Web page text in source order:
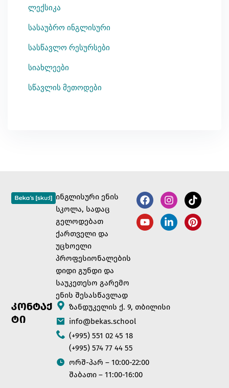
ლექსიკა
სასაუბრო ინგლისური
სასწავლო რესურსები
სიახლეები
სწავლის მეთოდები
ინგლისური ენის
სკოლა, სადაც
გელოდებათ
ქართველი და
უცხოელი
პროფესიონალების
დიდი გუნდი და
საუკეთესო გარემო
ენის შესასწავლად
ᲙᲝᲜᲢᲐᲥ
ᲢᲘ
ზანდუკელის ქ. 9, თბილისი
info@bekas.school
(+995) 551 02 45 18
(+995) 574 77 44 55
ორშ-პარ – 10:00-22:00
შაბათი – 11:00-16:00